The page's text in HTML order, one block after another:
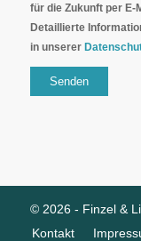
für die Zukunft per E-
Detaillierte
in unserer
© 2026 - Finzel &
Kontakt